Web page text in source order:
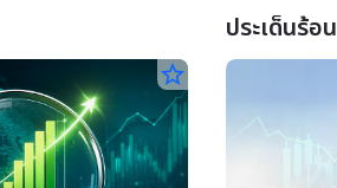
star_border
ประเด็นร้อน